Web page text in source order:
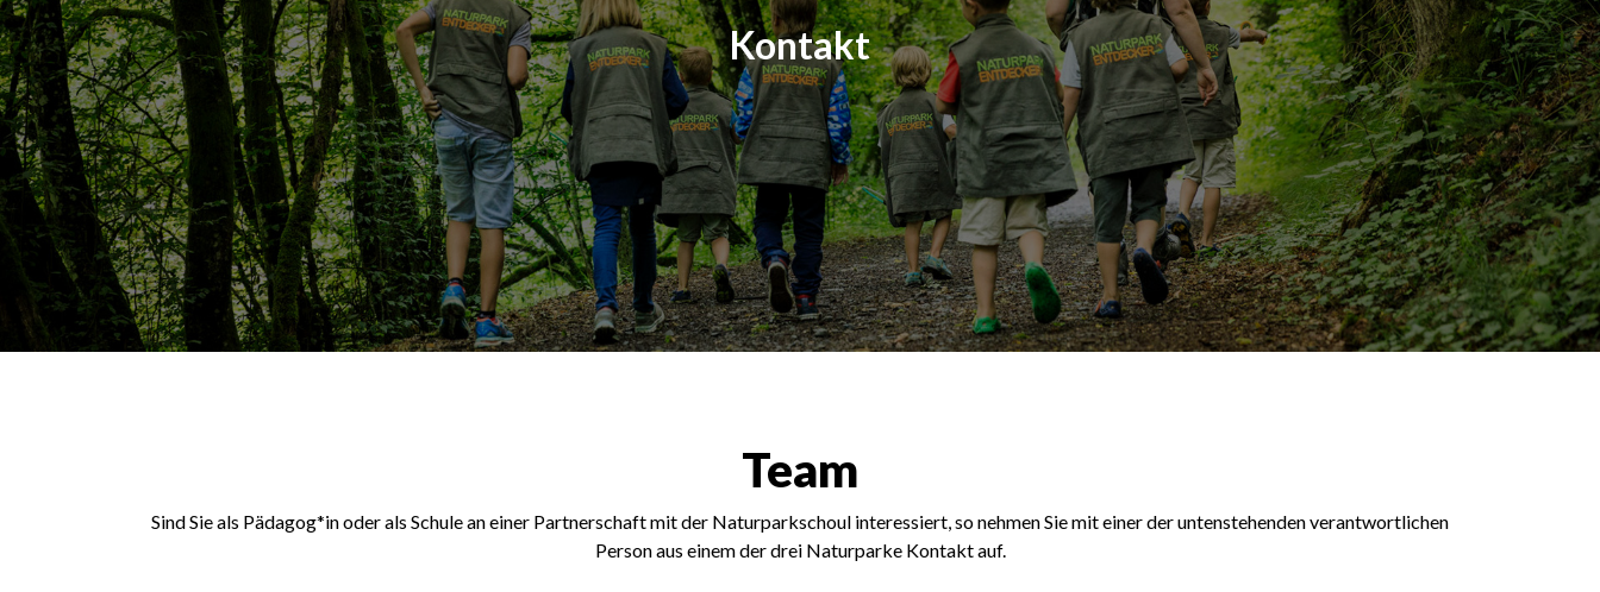
Kontakt
Team
Sind Sie als Pädagog*in oder als Schule an einer Partnerschaft mit der Naturparkschoul interessiert, so nehmen Sie mit einer der untenstehenden verantwortlichen
Person aus einem der drei Naturparke Kontakt auf.